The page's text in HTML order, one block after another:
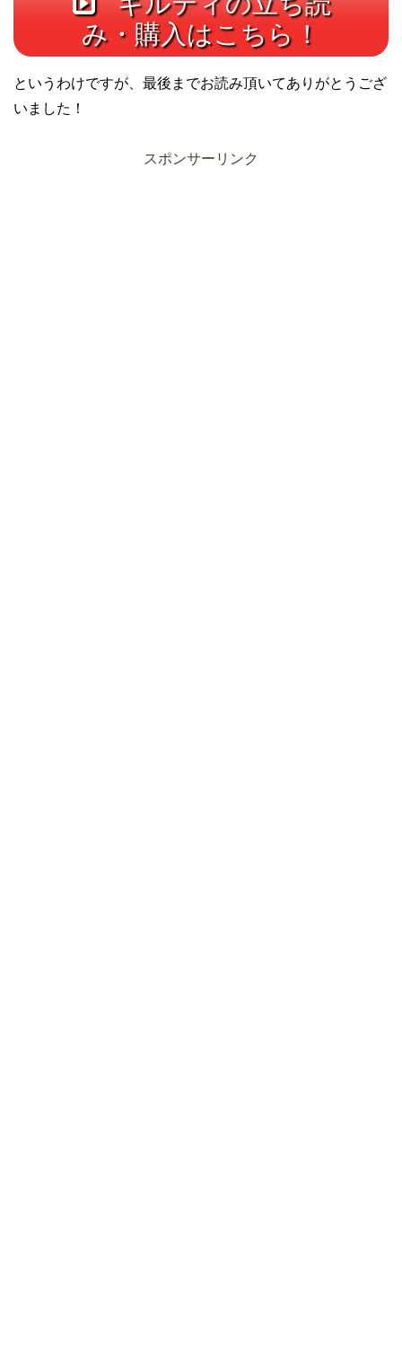
み・購入はこちら！
というわけですが、最後までお読み頂いてありがとうござ
いました！
スポンサーリンク